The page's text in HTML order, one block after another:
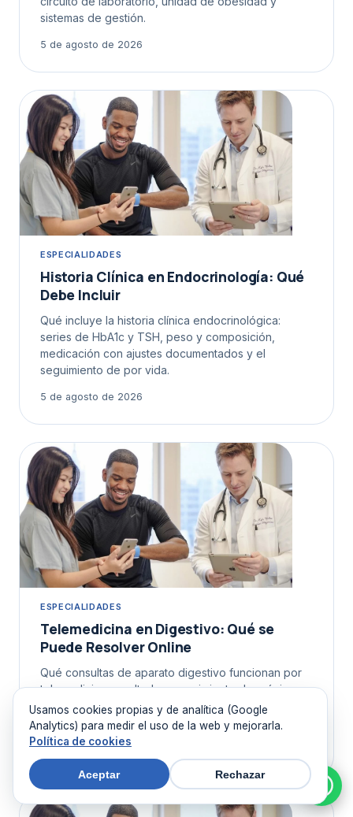
sistemas de gestión.
5 de agosto de 2026
ESPECIALIDADES
Historia Clínica en Endocrinología: Qué
Debe Incluir
Qué incluye la historia clínica endocrinológica:
series de HbA1c y TSH, peso y composición,
medicación con ajustes documentados y el
seguimiento de por vida.
5 de agosto de 2026
ESPECIALIDADES
Telemedicina en Digestivo: Qué se
Puede Resolver Online
Qué consultas de aparato digestivo funcionan por
telemedicina: resultados, seguimiento de crónicos,
preparación de pruebas y triaje. Y qué exige
presencia.
5 de agosto de 2026
Usamos cookies propias y de analítica (Google
Analytics) para medir el uso de la web y mejorarla.
Política de cookies
Aceptar Rechazar